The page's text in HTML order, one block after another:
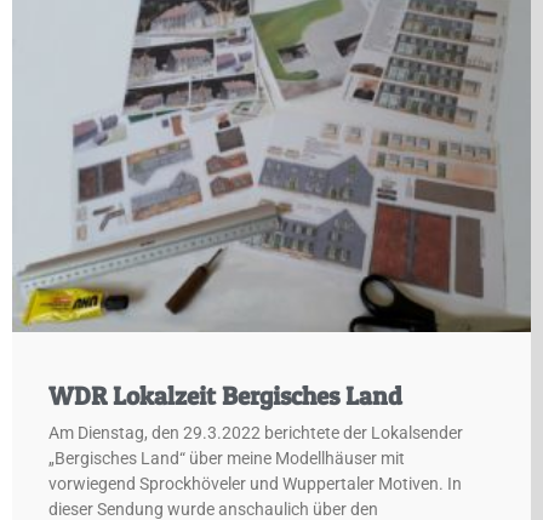
WDR Lokalzeit Bergisches Land
Am Dienstag, den 29.3.2022 berichtete der Lokalsender
„Bergisches Land“ über meine Modellhäuser mit
vorwiegend Sprockhöveler und Wuppertaler Motiven. In
dieser Sendung wurde anschaulich über den